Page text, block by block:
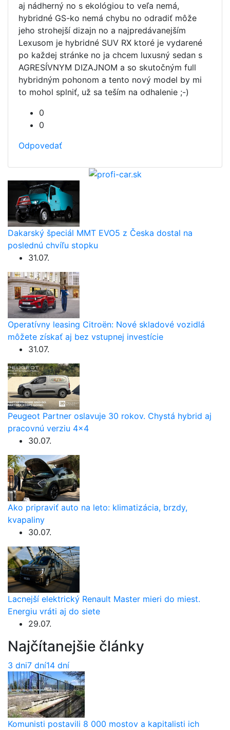
aj nádherný no s ekológiou to veľa nemá,
hybridné GS-ko nemá chybu no odradiť môže
jeho strohejší dizajn no a najpredávanejším
Lexusom je hybridné SUV RX ktoré je vydarené
po každej stránke no ja chcem luxusný sedan s
AGRESÍVNYM DIZAJNOM a so skutočným full
hybridným pohonom a tento nový model by mi
to mohol splniť, už sa teším na odhalenie ;-)
0
0
Odpovedať
Dakarský špeciál MMT EVO5 z Česka dostal na
poslednú chvíľu stopku
31.07.
Operatívny leasing Citroën: Nové skladové vozidlá
môžete získať aj bez vstupnej investície
31.07.
Peugeot Partner oslavuje 30 rokov. Chystá hybrid aj
pracovnú verziu 4×4
30.07.
Ako pripraviť auto na leto: klimatizácia, brzdy,
kvapaliny
30.07.
Lacnejší elektrický Renault Master mieri do miest.
Energiu vráti aj do siete
29.07.
Najčítanejšie články
3 dni7 dní14 dní
Komunisti postavili 8 000 mostov a kapitalisti ich